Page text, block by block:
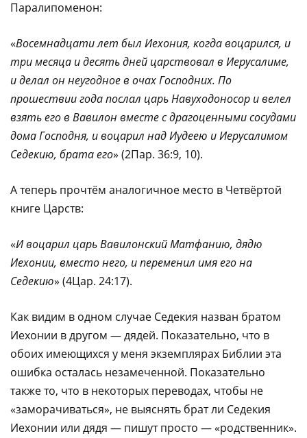
Паралипоменон:
«Восемнадцати лет был Иехония, когда воцарился, и
три месяца и десять дней царствовал в Иерусалиме,
и делал он неугодное в очах Господних. По
прошествии года послал царь Навуходоносор и велел
взять его в Вавилон вместе с драгоценными сосудами
дома Господня, и воцарил над Иудеею и Иерусалимом
Седекию, брата его» (2Пар. 36:9, 10).
А теперь прочтём аналогичное место в Четвёртой
книге Царств:
«И воцарил царь Вавилонский Матфанию, дядю
Иехонии, вместо него, и переменил имя его на
Седекию» (4Цар. 24:17).
Как видим в одном случае Седекия назван братом
Иехонии в другом — дядей. Показательно, что в
обоих имеющихся у меня экземплярах Библии эта
ошибка осталась незамеченной. Показательно
также то, что в некоторых переводах, чтобы не
«заморачиваться», не выяснять брат ли Седекия
Иехонии или дядя — пишут просто — «родственник».